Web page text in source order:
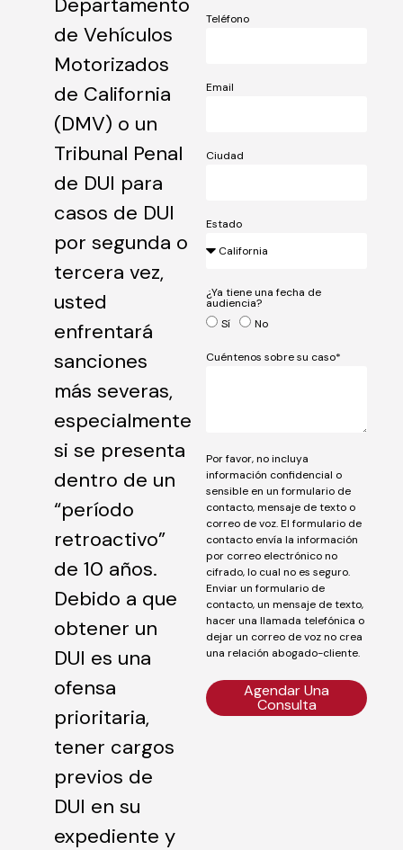
de Vehículos
Motorizados
de California
(DMV) o un
Tribunal Penal
de DUI para
casos de DUI
por segunda o
tercera vez,
usted
enfrentará
sanciones
más severas,
especialmente
si se presenta
dentro de un
“período
retroactivo”
de 10 años.
Debido a que
obtener un
DUI es una
ofensa
prioritaria,
tener cargos
previos de
DUI en su
expediente y
Teléfono
Email
Ciudad
Estado
¿Ya tiene una fecha de
audiencia?
Sí
No
Cuéntenos sobre su caso*
Por favor, no incluya
información confidencial o
sensible en un formulario de
contacto, mensaje de texto o
correo de voz. El formulario de
contacto envía la información
por correo electrónico no
cifrado, lo cual no es seguro.
Enviar un formulario de
contacto, un mensaje de texto,
hacer una llamada telefónica o
dejar un correo de voz no crea
una relación abogado-cliente.
Agendar Una
Consulta